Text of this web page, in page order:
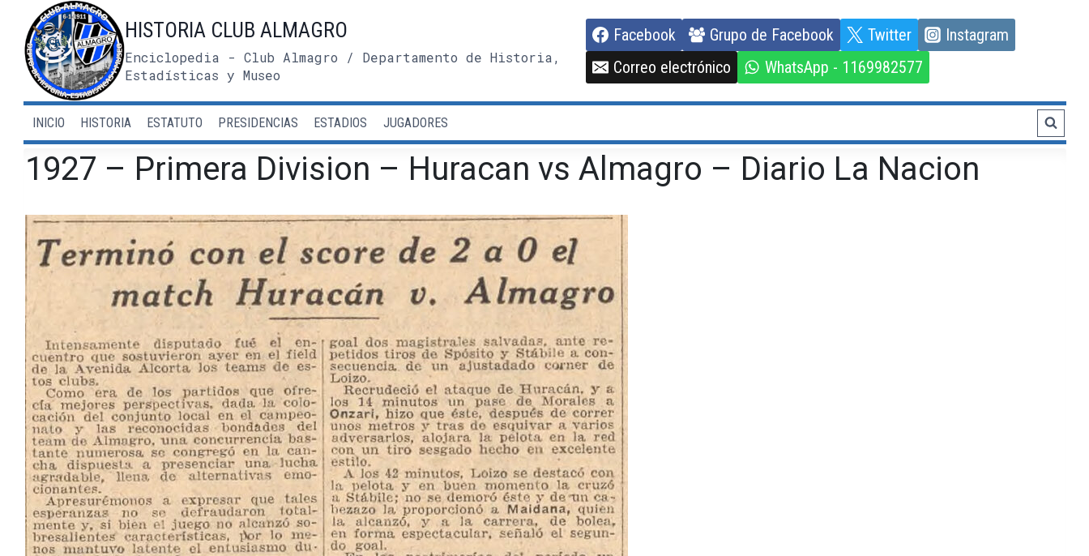
contenido
HISTORIA CLUB ALMAGRO
Enciclopedia - Club Almagro / Departamento de Historia,
Estadísticas y Museo
Facebook Grupo de Facebook Twitter
Instagram
Correo electrónico
WhatsApp - 1169982577
INICIO HISTORIA ESTATUTO PRESIDENCIAS ESTADIOS JUGADORES
1927 – Primera Division – Huracan vs Almagro – Diario La Nacion